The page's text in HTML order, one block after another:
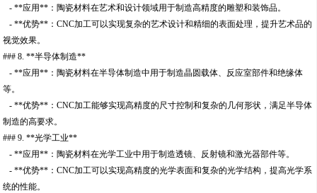
- **应用**：陶瓷材料在艺术和设计领域用于制造高精度的雕塑和装饰品。
- **优势**：CNC加工可以实现复杂的艺术设计和精细的表面处理，提升艺术品的
视觉效果。
### 8. **半导体制造**
- **应用**：陶瓷材料在半导体制造中用于制造晶圆载体、反应室部件和绝缘体
等。
- **优势**：CNC加工能够实现高精度的尺寸控制和复杂的几何形状，满足半导体
制造的高要求。
### 9. **光学工业**
- **应用**：陶瓷材料在光学工业中用于制造透镜、反射镜和激光器部件等。
- **优势**：CNC加工可以实现高精度的光学表面和复杂的光学结构，提高光学系
统的性能。